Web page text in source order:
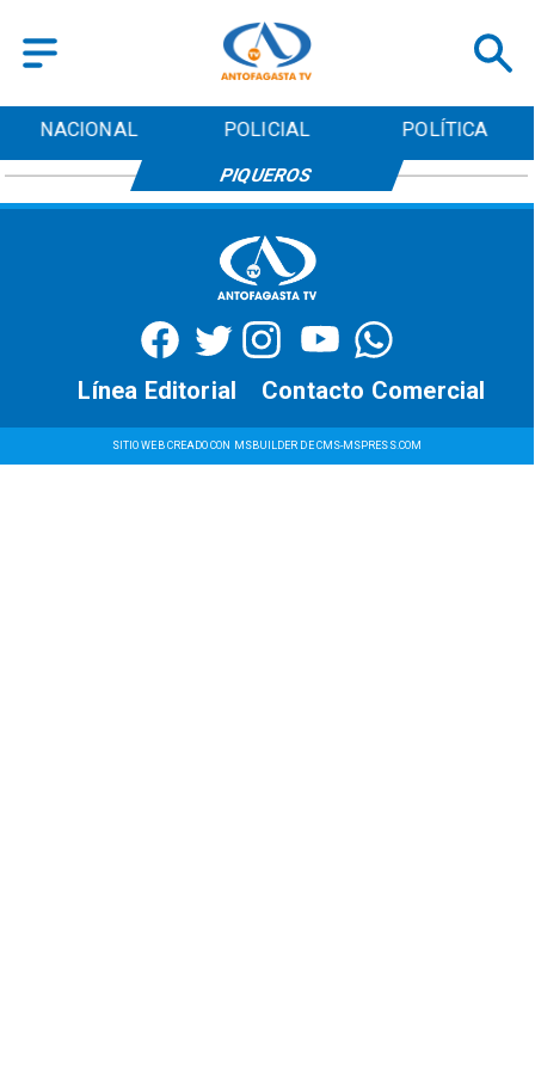
NACIONAL POLICIAL POLÍTICA
PIQUEROS
SITIO WEB CREADO CON MSBUILDER DE CMS-MSPRESS.COM
Contacto Comercial
Línea Editorial